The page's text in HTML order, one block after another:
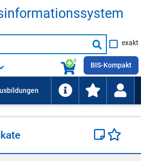
Suche
starten
exakt
0
BIS-Kompakt